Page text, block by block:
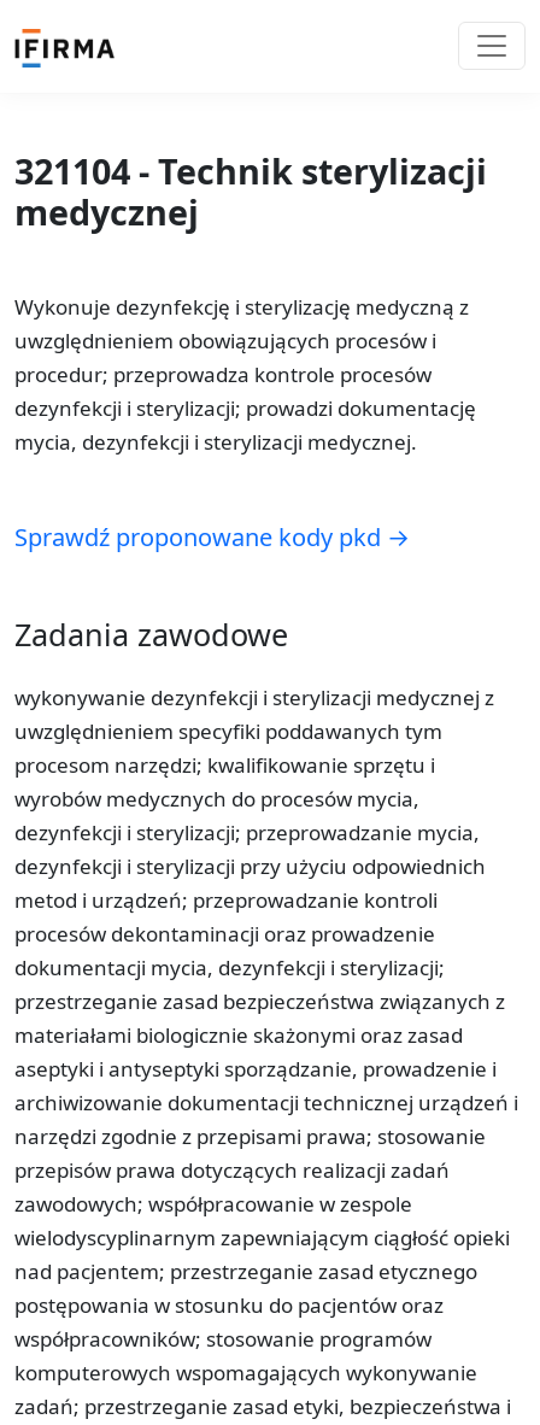
321104 - Technik sterylizacji
medycznej
Wykonuje dezynfekcję i sterylizację medyczną z
uwzględnieniem obowiązujących procesów i
procedur; przeprowadza kontrole procesów
dezynfekcji i sterylizacji; prowadzi dokumentację
mycia, dezynfekcji i sterylizacji medycznej.
Sprawdź proponowane kody pkd →
Zadania zawodowe
wykonywanie dezynfekcji i sterylizacji medycznej z
uwzględnieniem specyfiki poddawanych tym
procesom narzędzi; kwalifikowanie sprzętu i
wyrobów medycznych do procesów mycia,
dezynfekcji i sterylizacji; przeprowadzanie mycia,
dezynfekcji i sterylizacji przy użyciu odpowiednich
metod i urządzeń; przeprowadzanie kontroli
procesów dekontaminacji oraz prowadzenie
dokumentacji mycia, dezynfekcji i sterylizacji;
przestrzeganie zasad bezpieczeństwa związanych z
materiałami biologicznie skażonymi oraz zasad
aseptyki i antyseptyki sporządzanie, prowadzenie i
archiwizowanie dokumentacji technicznej urządzeń i
narzędzi zgodnie z przepisami prawa; stosowanie
przepisów prawa dotyczących realizacji zadań
zawodowych; współpracowanie w zespole
wielodyscyplinarnym zapewniającym ciągłość opieki
nad pacjentem; przestrzeganie zasad etycznego
postępowania w stosunku do pacjentów oraz
współpracowników; stosowanie programów
komputerowych wspomagających wykonywanie
zadań; przestrzeganie zasad etyki, bezpieczeństwa i